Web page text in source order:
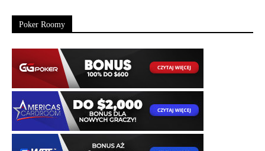
Poker Roomy